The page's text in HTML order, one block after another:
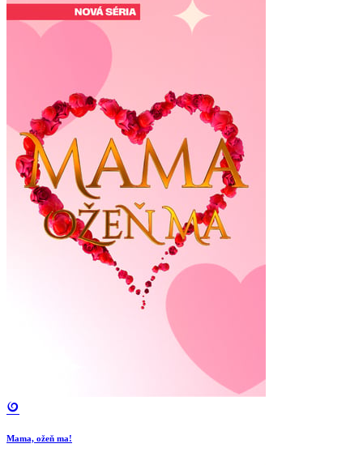
Mama, ožeň ma!